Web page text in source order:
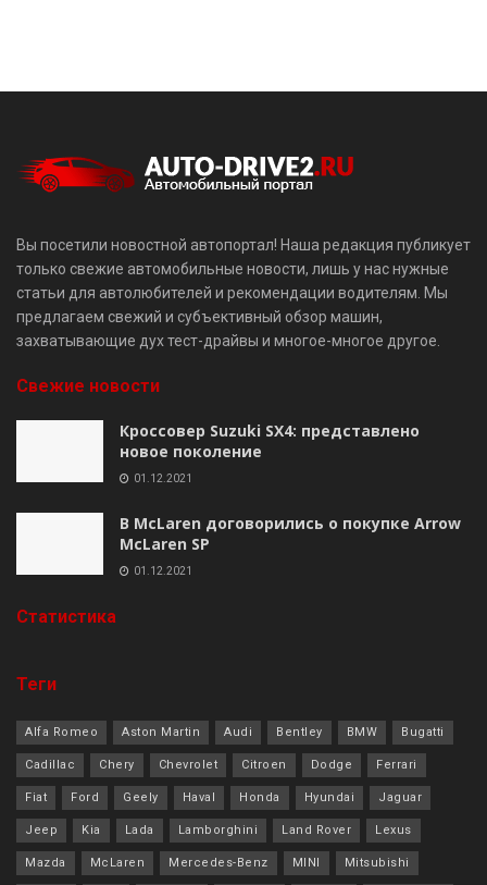
Вы посетили новостной автопортал! Наша редакция публикует
только свежие автомобильные новости, лишь у нас нужные
статьи для автолюбителей и рекомендации водителям. Мы
предлагаем свежий и субъективный обзор машин,
захватывающие дух тест-драйвы и многое-многое другое.
Свежие новости
Кроссовер Suzuki SX4: представлено
новое поколение
01.12.2021
В McLaren договорились о покупке Arrow
McLaren SP
01.12.2021
Cтатистика
Теги
Alfa Romeo Aston Martin Audi Bentley BMW Bugatti
Cadillac Chery Chevrolet Citroen Dodge Ferrari
Fiat Ford Geely Haval Honda Hyundai Jaguar
Jeep Kia Lada Lamborghini Land Rover Lexus
Mazda McLaren Mercedes-Benz MINI Mitsubishi